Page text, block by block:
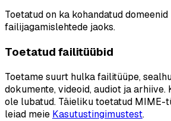
Toetatud on ka kohandatud
failijagamislehtede jaoks.
Toetatud failitüübid
Toetame suurt hulka failitüüpe,
dokumente, videoid, audiot ja
ole lubatud. Täieliku toetatud MIME-
leiad meie Kasutustingimustest.